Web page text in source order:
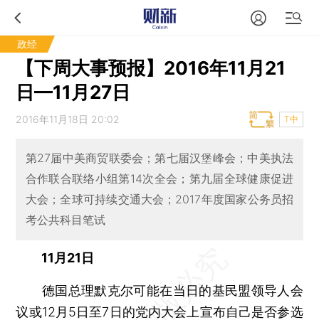
政经
【下周大事预报】2016年11月21
日—11月27日
2016年11月18日 20:02 T中
第27届中美商贸联委会；第七届汉堡峰会；中美执法
合作联合联络小组第14次全会；第九届全球健康促进
大会；全球可持续交通大会；2017年度国家公务员招
考公共科目笔试
11月21日
德国总理默克尔可能在当日的基民盟领导人会
议或12月5日至7日的党内大会上宣布自己是否参选